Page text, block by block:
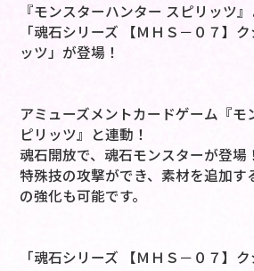
『モンスターハンター スピリッツ』
「魂石シリーズ 【ＭＨＳ－０７】
ッツ」が登場！
アミューズメントカードゲーム『モ
ピリッツ』と連動！
魂石開放で、魂石モンスターが登場！
特殊技の攻撃ができ、素材を追加す
の強化も可能です。
「魂石シリーズ 【ＭＨＳ－０７】